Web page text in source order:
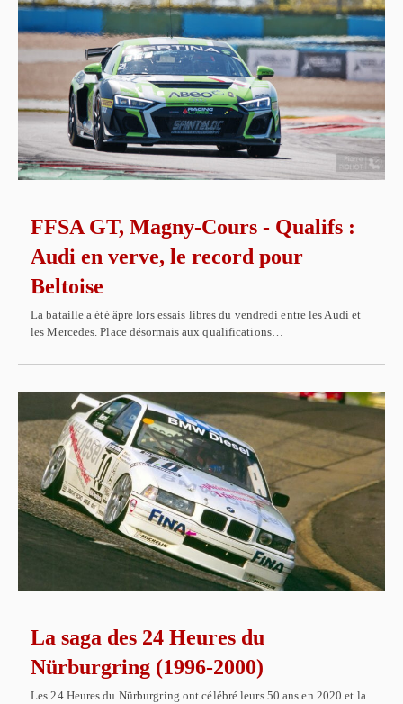
FFSA GT, Magny-Cours - Qualifs :
Audi en verve, le record pour
Beltoise
La bataille a été âpre lors essais libres du vendredi entre les Audi et
les Mercedes. Place désormais aux qualifications…
La saga des 24 Heures du
Nürburgring (1996-2000)
Les 24 Heures du Nürburgring ont célébré leurs 50 ans en 2020 et la